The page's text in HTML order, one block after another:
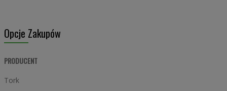
Opcje Zakupów
PRODUCENT
Tork